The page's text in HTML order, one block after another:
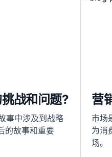
战和问题?
事中涉及到战略
的故事和重要
营
市场
为消
场。